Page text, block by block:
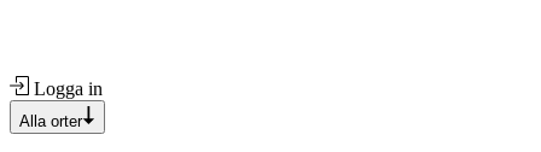
Logga in
Alla orter